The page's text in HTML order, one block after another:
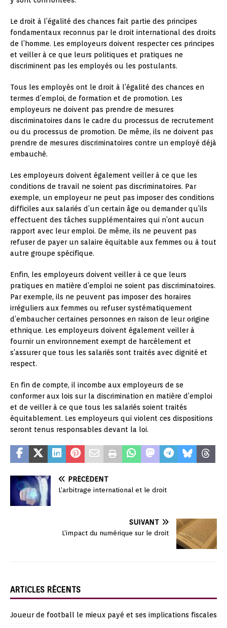
Le droit à l’égalité des chances fait partie des principes
fondamentaux reconnus par le droit international des droits
de l’homme. Les employeurs doivent respecter ces principes
et veiller à ce que leurs politiques et pratiques ne
discriminent pas les employés ou les postulants.
Tous les employés ont le droit à l’égalité des chances en
termes d’emploi, de formation et de promotion. Les
employeurs ne doivent pas prendre de mesures
discriminatoires dans le cadre du processus de recrutement
ou du processus de promotion. De même, ils ne doivent pas
prendre de mesures discriminatoires contre un employé déjà
embauché.
Les employeurs doivent également veiller à ce que les
conditions de travail ne soient pas discriminatoires. Par
exemple, un employeur ne peut pas imposer des conditions
difficiles aux salariés d’un certain âge ou demander qu’ils
effectuent des tâches supplémentaires qui n’ont aucun
rapport avec leur emploi. De même, ils ne peuvent pas
refuser de payer un salaire équitable aux femmes ou à tout
autre groupe spécifique.
Enfin, les employeurs doivent veiller à ce que leurs
pratiques en matière d’emploi ne soient pas discriminatoires.
Par exemple, ils ne peuvent pas imposer des horaires
irréguliers aux femmes ou refuser systématiquement
d’embaucher certaines personnes en raison de leur origine
ethnique. Les employeurs doivent également veiller à
fournir un environnement exempt de harcèlement et
s’assurer que tous les salariés sont traités avec dignité et
respect.
En fin de compte, il incombe aux employeurs de se
conformer aux lois sur la discrimination en matière d’emploi
et de veiller à ce que tous les salariés soient traités
équitablement. Les employeurs qui violent ces dispositions
seront tenus responsables devant la loi.
PRÉCÉDENT
L’arbitrage international et le droit
SUIVANT
L’impact du numérique sur le droit
ARTICLES RÉCENTS
Joueur de football le mieux payé et ses implications fiscales